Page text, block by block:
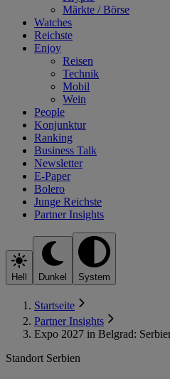
Märkte / Börse
Watches
Reichste
Enjoy
Reisen
Technik
Mobil
Wein
People
Konjunktur
Ranking
Business Talk
Newsletter
E-Paper
Bolero
Junge Reichste
Partner Insights
Hell Dunkel System
Startseite
Partner Insights
Expo 2027 in Belgrad:
Standort Serbien